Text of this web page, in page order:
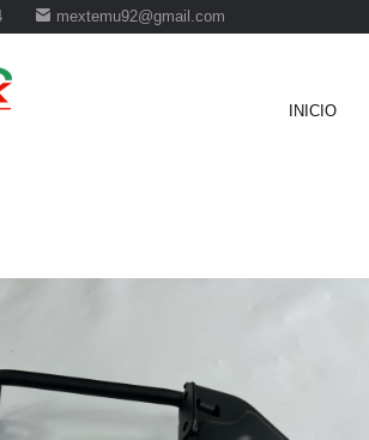
mextemu92@gmail.com
INICIO